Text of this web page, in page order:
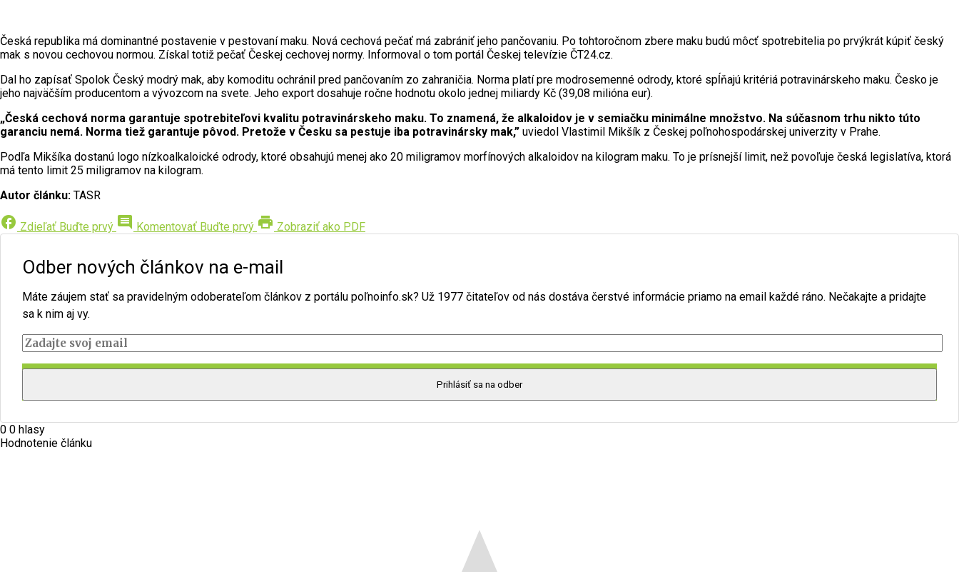
Česká republika má dominantné postavenie v pestovaní maku. Nová cechová pečať má zabrániť jeho pančovaniu. Po tohtoročnom zbere maku budú môcť spotrebitelia po prvýkrát kúpiť český
mak s novou cechovou normou. Získal totiž pečať Českej cechovej normy. Informoval o tom portál Českej televízie ČT24.cz.
Dal ho zapísať Spolok Český modrý mak, aby komoditu ochránil pred pančovaním zo zahraničia. Norma platí pre modrosemenné odrody, ktoré spĺňajú kritériá potravinárskeho maku. Česko je
jeho najväčším producentom a vývozcom na svete. Jeho export dosahuje ročne hodnotu okolo jednej miliardy Kč (39,08 milióna eur).
„Česká cechová norma garantuje spotrebiteľovi kvalitu potravinárskeho maku. To znamená, že alkaloidov je v semiačku minimálne množstvo. Na súčasnom trhu nikto túto
garanciu nemá. Norma tiež garantuje pôvod. Pretože v Česku sa pestuje iba potravinársky mak,” uviedol Vlastimil Mikšík z Českej poľnohospodárskej univerzity v Prahe.
Podľa Mikšíka dostanú logo nízkoalkaloické odrody, ktoré obsahujú menej ako 20 miligramov morfínových alkaloidov na kilogram maku. To je prísnejší limit, než povoľuje česká legislatíva, ktorá
má tento limit 25 miligramov na kilogram.
Autor článku: TASR
facebook Zdieľať Buďte prvý comment Komentovať Buďte prvý print Zobraziť ako PDF
Odber nových článkov na e-mail
Máte záujem stať sa pravidelným odoberateľom článkov z portálu poľnoinfo.sk? Už 1977 čitateľov od nás dostáva čerstvé informácie priamo na email každé ráno. Nečakajte a pridajte
sa k nim aj vy.
0 0 hlasy
Hodnotenie článku